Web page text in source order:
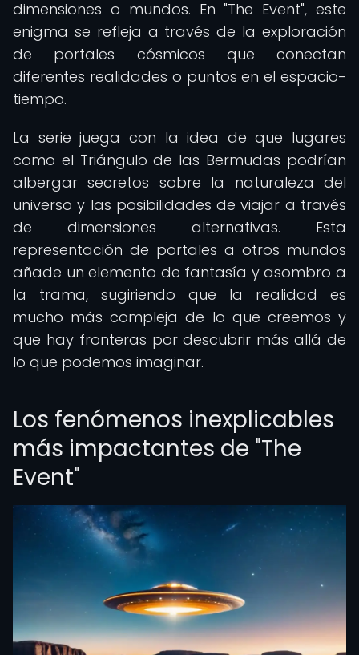
dimensiones o mundos. En "The Event", este
enigma se refleja a través de la exploración
de portales cósmicos que conectan
diferentes realidades o puntos en el espacio-
tiempo.
La serie juega con la idea de que lugares
como el Triángulo de las Bermudas podrían
albergar secretos sobre la naturaleza del
universo y las posibilidades de viajar a través
de dimensiones alternativas. Esta
representación de portales a otros mundos
añade un elemento de fantasía y asombro a
la trama, sugiriendo que la realidad es
mucho más compleja de lo que creemos y
que hay fronteras por descubrir más allá de
lo que podemos imaginar.
Los fenómenos inexplicables
más impactantes de "The
Event"